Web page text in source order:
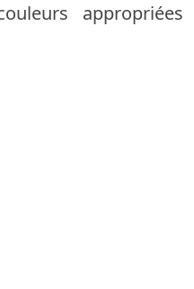
appropriées